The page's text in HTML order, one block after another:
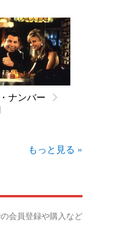
ナンバー
もっと見る »
会員登録や購入など